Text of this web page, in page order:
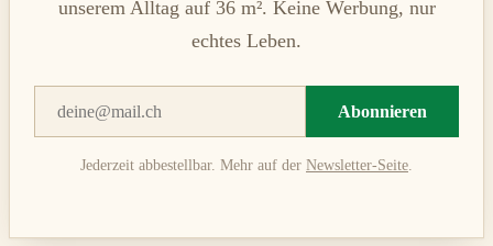
unserem Alltag auf 36 m². Keine Werbung, nur
echtes Leben.
Abonnieren
Jederzeit abbestellbar. Mehr auf der Newsletter-Seite.